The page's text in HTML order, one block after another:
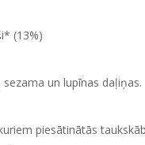
(13%)
un lupīnas daļiņas.
piesātinātās